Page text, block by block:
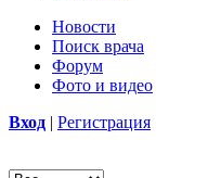
Новости
Поиск врача
Форум
Фото и видео
Вход | Регистрация